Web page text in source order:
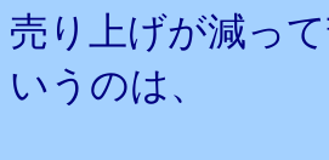
売り上げが減っ
いうのは、